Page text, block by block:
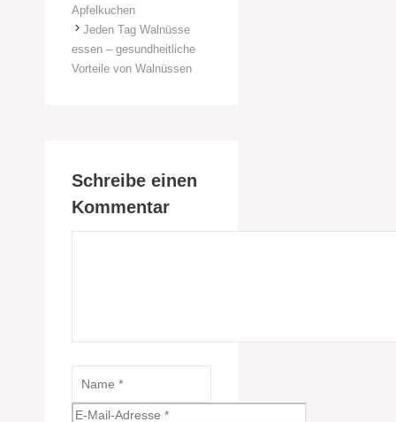
Apfelkuchen
Jeden Tag Walnüsse
essen – gesundheitliche
Vorteile von Walnüssen
Schreibe einen
Kommentar
E-